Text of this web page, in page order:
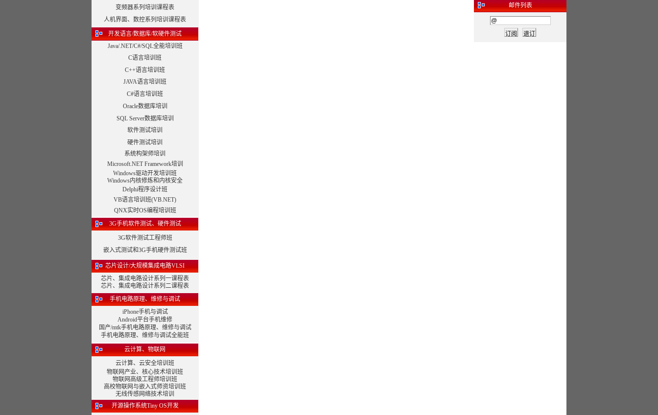
变频器系列培训课程表
人机界面、数控系列培训课程表
开发语言/数据库/软硬件测试
Java/.NET/C#/SQL全能培训班
C语言培训班
C++语言培训班
JAVA语言培训班
C#语言培训班
Oracle数据库培训
SQL Server数据库培训
软件测试培训
硬件测试培训
系统构架师培训
Microsoft.NET Framework培训
Windows驱动开发培训班
Windows内核修炼和内核安全
Delphi程序设计班
VB语言培训班(VB.NET)
QNX实时OS编程培训班
3G手机软件测试、硬件测试
3G软件测试工程师班
嵌入式测试和3G手机硬件测试班
芯片设计/大规模集成电路VLSI
芯片、集成电路设计系列一课程表
芯片、集成电路设计系列二课程表
手机电路原理、维修与调试
iPhone手机与调试
Android平台手机维修
国产/mtk手机电路原理、维修与调试
手机电路原理、维修与调试全能班
云计算、物联网
云计算、云安全培训班
物联网产业、核心技术培训班
物联网高级工程师培训班
高校物联网与嵌入式师资培训班
无线传感网络技术培训
开源操作系统Tiny OS开发
邮件列表